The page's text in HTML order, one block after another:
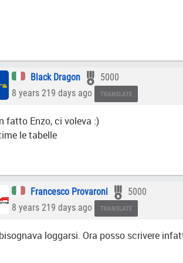
Black Dragon
5000
8 years 219 days ago
TRANSLATE
fatto Enzo, ci voleva :)
le tabelle
Francesco Provaroni
5000
8 years 219 days ago
TRANSLATE
loggarsi. Ora posso scrivere